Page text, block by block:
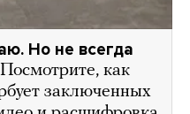
Но не всегда
Посмотрите, как
заключенных